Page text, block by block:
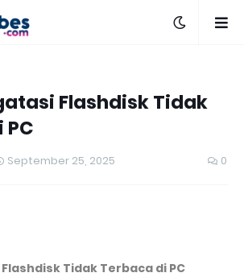
Flashdisk Tidak
September 25, 2025 0
Tidak Terbaca di PC